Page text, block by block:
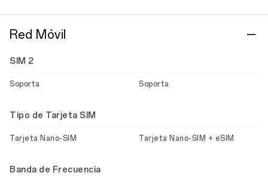
Red Móvil
SIM 2
Soporta Soporta
Tipo de Tarjeta SIM
Tarjeta Nano-SIM Tarjeta Nano-SIM + eSIM
Banda de Frecuencia